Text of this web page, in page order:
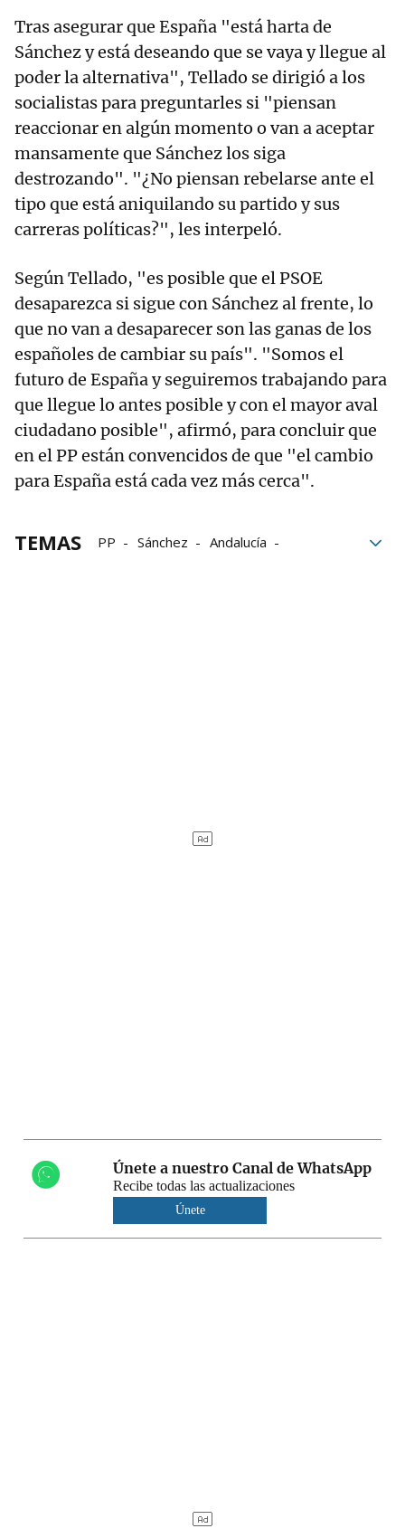
Tras asegurar que España "está harta de
Sánchez y está deseando que se vaya y llegue al
poder la alternativa", Tellado se dirigió a los
socialistas para preguntarles si "piensan
reaccionar en algún momento o van a aceptar
mansamente que Sánchez los siga
destrozando". "¿No piensan rebelarse ante el
tipo que está aniquilando su partido y sus
carreras políticas?", les interpeló.
Según Tellado, "es posible que el PSOE
desaparezca si sigue con Sánchez al frente, lo
que no van a desaparecer son las ganas de los
españoles de cambiar su país". "Somos el
futuro de España y seguiremos trabajando para
que llegue lo antes posible y con el mayor aval
ciudadano posible", afirmó, para concluir que
en el PP están convencidos de que "el cambio
para España está cada vez más cerca".
TEMAS PP Sánchez
Andalucía
Únete a nuestro Canal de WhatsApp
Recibe todas las actualizaciones
Únete